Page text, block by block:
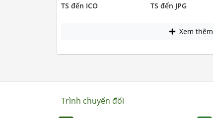
TS đến ICO TS đến JPG
Xem thêm
Trình chuyển đổi